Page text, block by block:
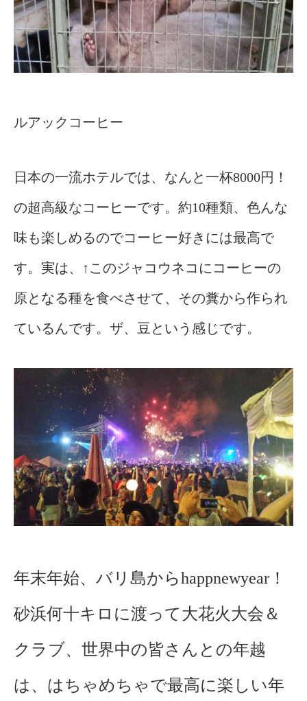
ルアックコーヒー
日本の一流ホテルでは、なんと一杯8000円！
の超高級なコーヒーです。約10種類、色んな
味も楽しめるのでコーヒー好きには最高で
す。 実は、↑このジャコウネコにコーヒーの
原となる種を食べさせて、その糞から作られ
ているんです。ザ、豆という感じです。
年末年始、バリ島からhappnewyear！
砂浜何十キロに渡って大花火大会＆
クラブ、世界中の皆さんとの年越
は、はちゃめちゃで最高に楽しい年